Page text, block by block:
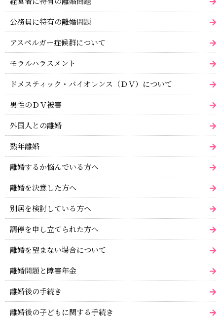
公務員に特有の離婚問題
アスペルガー症候群について
モラルハラスメント
ドメスティック・バイオレンス（ＤＶ）について
男性のＤＶ被害
外国人との離婚
熟年離婚
離婚するか悩んでいる方へ
離婚を決意した方へ
別居を検討している方へ
調停を申し立てられた方へ
離婚を望まない場合について
離婚問題と障害年金
離婚後の手続き
離婚後の子どもに関する手続き